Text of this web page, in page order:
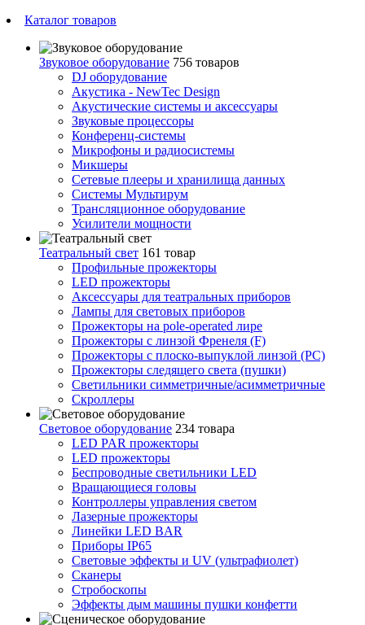
Каталог товаров
Звуковое оборудование 756 товаров
DJ оборудование
Акустика - NewTec Design
Акустические системы и аксессуары
Звуковые процессоры
Конференц-системы
Микрофоны и радиосистемы
Микшеры
Сетевые плееры и хранилища данных
Системы Мультирум
Трансляционное оборудование
Усилители мощности
Театральный свет 161 товар
Профильные прожекторы
LED прожекторы
Аксессуары для театральных приборов
Лампы для световых приборов
Прожекторы на pole-operated лире
Прожекторы с линзой Френеля (F)
Прожекторы с плоско-выпуклой линзой (PC)
Прожекторы следящего света (пушки)
Светильники симметричные/асимметричные
Скроллеры
Световое оборудование 234 товара
LED PAR прожекторы
LED прожекторы
Беспроводные светильники LED
Вращающиеся головы
Контроллеры управления светом
Лазерные прожекторы
Линейки LED BAR
Приборы IP65
Световые эффекты и UV (ультрафиолет)
Сканеры
Стробоскопы
Эффекты дым машины пушки конфетти